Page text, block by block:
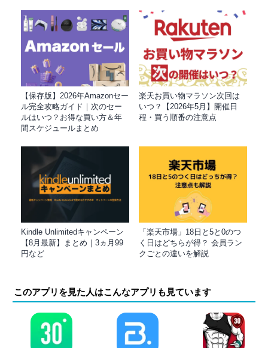
【保存版】2026年Amazonセー
ル完全攻略ガイド｜次のセー
ルはいつ？お得な買い方＆年
間スケジュールまとめ
楽天お買い物マラソン次回は
いつ？【2026年5月】開催日
程・買う順番の注意点
Kindle Unlimitedキャンペーン
【8月最新】まとめ｜3ヵ月99
円など
「楽天市場」18日と5と0のつ
く日はどちらが得？ 会員ラン
クごとの違いを解説
このアプリを見た人はこんなアプリも見ています